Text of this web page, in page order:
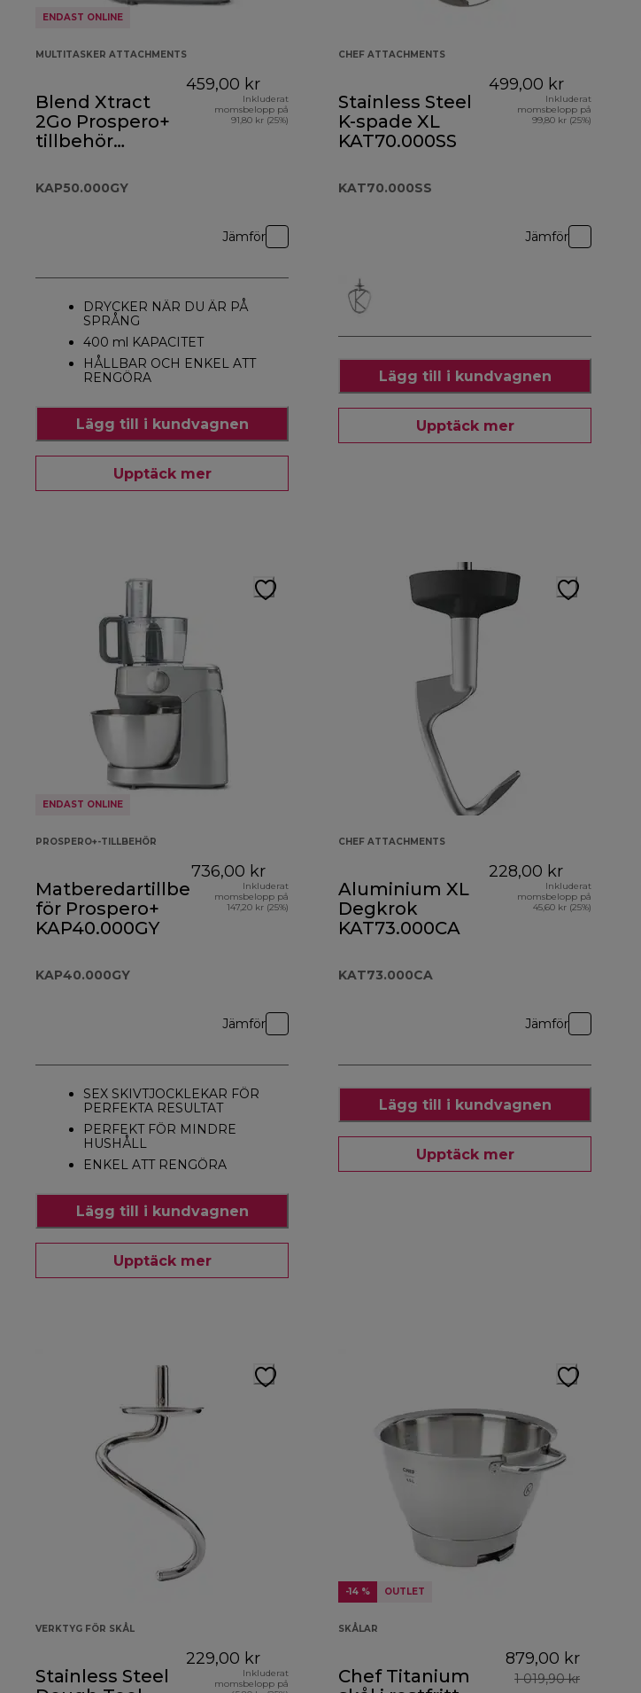
ENDAST ONLINE
MULTITASKER ATTACHMENTS
Blend Xtract
2Go Prospero+
tillbehör
KAP50.000GY
459,00 kr
Inkluderat
momsbelopp på
91,80 kr (25%)
Jämför
DRYCKER NÄR DU ÄR PÅ
SPRÅNG
400 ml KAPACITET
HÅLLBAR OCH ENKEL ATT
RENGÖRA
Lägg till i kundvagnen
Upptäck mer
CHEF ATTACHMENTS
Stainless Steel
K-spade XL
KAT70.000SS
KAT70.000SS
499,00 kr
Inkluderat
momsbelopp på
99,80 kr (25%)
Jämför
Lägg till i kundvagnen
Upptäck mer
ENDAST ONLINE
PROSPERO+-TILLBEHÖR
Matberedartillbehör
för Prospero+
KAP40.000GY
KAP40.000GY
736,00 kr
Inkluderat
momsbelopp på
147,20 kr (25%)
Jämför
SEX SKIVTJOCKLEKAR FÖR
PERFEKTA RESULTAT
PERFEKT FÖR MINDRE
HUSHÅLL
ENKEL ATT RENGÖRA
Lägg till i kundvagnen
Upptäck mer
CHEF ATTACHMENTS
Aluminium XL
Degkrok
KAT73.000CA
KAT73.000CA
228,00 kr
Inkluderat
momsbelopp på
45,60 kr (25%)
Jämför
Lägg till i kundvagnen
Upptäck mer
VERKTYG FÖR SKÅL
Stainless Steel
229,00 kr
Inkluderat
momsbelopp på
-14 % OUTLET
SKÅLAR
Chef Titanium
879,00 kr
1 019,90 kr